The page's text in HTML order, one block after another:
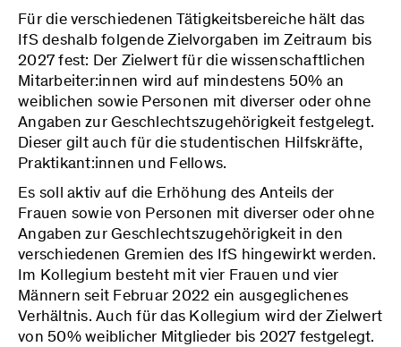
Für die verschiedenen Tätigkeitsbereiche hält das
IfS deshalb folgende Zielvorgaben im Zeitraum bis
2027 fest: Der Zielwert für die wissenschaftlichen
Mitarbeiter:innen wird auf mindestens 50% an
weiblichen sowie Personen mit diverser oder ohne
Angaben zur Geschlechtszugehörigkeit festgelegt.
Dieser gilt auch für die studentischen Hilfskräfte,
Praktikant:innen und Fellows.
Es soll aktiv auf die Erhöhung des Anteils der
Frauen sowie von Personen mit diverser oder ohne
Angaben zur Geschlechtszugehörigkeit in den
verschiedenen Gremien des IfS hingewirkt werden.
Im Kollegium besteht mit vier Frauen und vier
Männern seit Februar 2022 ein ausgeglichenes
Verhältnis. Auch für das Kollegium wird der Zielwert
von 50% weiblicher Mitglieder bis 2027 festgelegt.